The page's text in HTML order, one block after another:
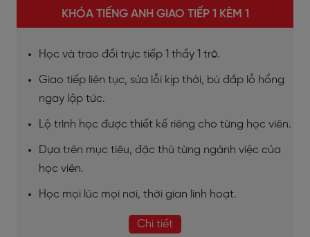
KHÓA TIẾNG ANH GIAO TIẾP 1 KÈM 1
Học và trao đổi trực tiếp 1 thầy 1 trò.
Giao tiếp liên tục, sửa lỗi kịp thời, bù đắp lỗ hổng
ngay lập tức.
Lộ trình học được thiết kế riêng cho từng học viên.
Dựa trên mục tiêu, đặc thù từng ngành việc của
học viên.
Học mọi lúc mọi nơi, thời gian linh hoạt.
Chi tiết